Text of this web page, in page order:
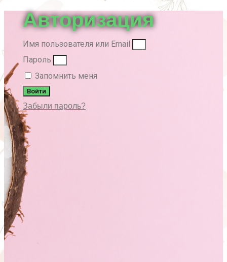
Авторизация
Имя пользователя или Email
Пароль
Запомнить меня
Войти
Забыли пароль?